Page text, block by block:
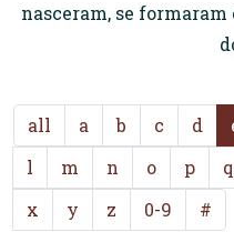
nasceram, se
all a b c d
l
m n o p q
x
y z 0-9 #